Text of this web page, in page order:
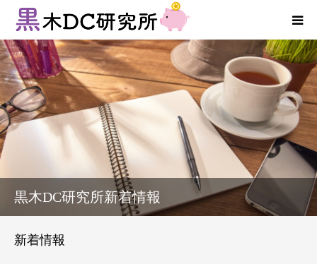
黒木DC研究所新着情報
新着情報
法人向けサービス
個人向けサービス
新着情報